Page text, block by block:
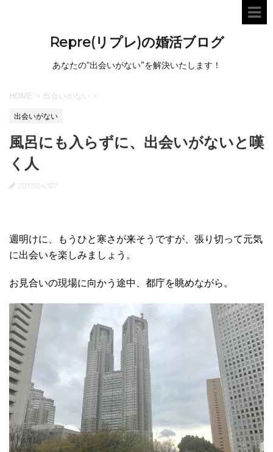
Repre(リプレ)の婚活ブログ
あなたの“出会いがない”を解決いたします！
HOME > 出会いがない >
出会いがない
風呂にも入らずに、出会いがないと嘆
く人
2017/04/07
週明けに、もうひと寒さが来そうですが、張り切って元気
に出会いを楽しみましょう。
お見合いの現場に向かう途中、都庁を眺めながら。